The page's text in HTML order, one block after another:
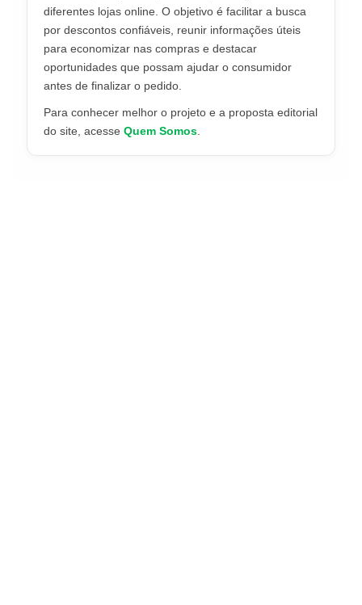
diferentes lojas online. O objetivo é facilitar a busca
por descontos confiáveis, reunir informações úteis
para economizar nas compras e destacar
oportunidades que possam ajudar o consumidor
antes de finalizar o pedido.
Para conhecer melhor o projeto e a proposta editorial
do site, acesse Quem Somos